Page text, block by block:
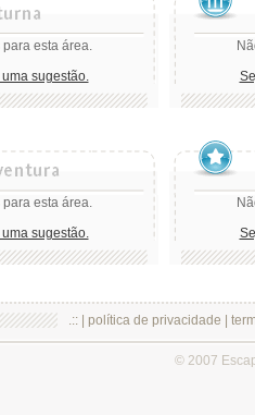
esta área.
sugestão.
esta área.
sugestão.
.:: | política de privacidade
© 2007